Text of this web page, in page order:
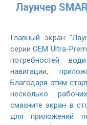
Лаунчер
Главный экран
серии OEM Ultra-
потребностей
навигации,
Благодаря этим
несколько
смахните экран в
для приложений